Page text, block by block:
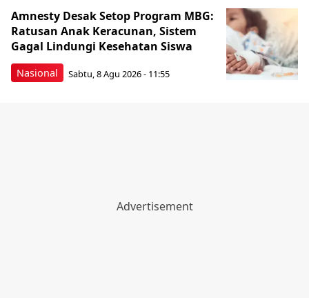
Nasional
Amnesty Desak Setop Program MBG:
Ratusan Anak Keracunan, Sistem
Gagal Lindungi Kesehatan Siswa
Sabtu, 8 Agu 2026 - 11:55